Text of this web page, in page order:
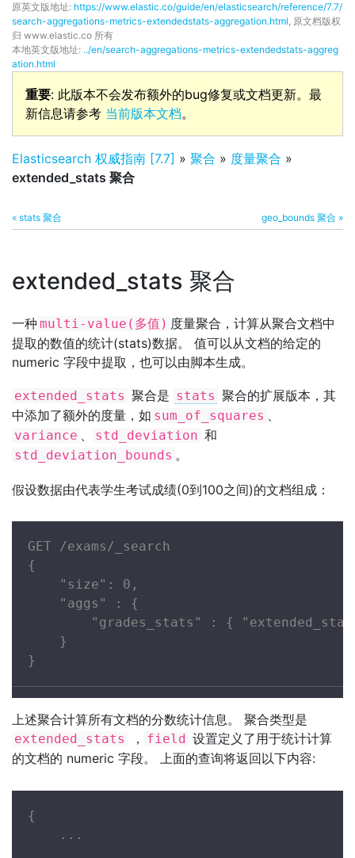
原英文版地址: https://www.elastic.co/guide/en/elasticsearch/reference/7.7/
search-aggregations-metrics-extendedstats-aggregation.html, 原文档版权
归 www.elastic.co 所有
本地英文版地址: ../en/search-aggregations-metrics-extendedstats-aggreg
ation.html
重要: 此版本不会发布额外的bug修复或文档更新。最
新信息请参考 当前版本文档。
Elasticsearch 权威指南 [7.7] » 聚合 » 度量聚合 »
extended_stats 聚合
« stats 聚合 geo_bounds 聚合 »
extended_stats 聚合
一种 multi-value(多值) 度量聚合，计算从聚合文档中
提取的数值的统计(stats)数据。 值可以从文档的给定的
numeric 字段中提取，也可以由脚本生成。
extended_stats 聚合是 stats 聚合的扩展版本，其
中添加了额外的度量，如 sum_of_squares 、
variance 、 std_deviation 和
std_deviation_bounds 。
假设数据由代表学生考试成绩(0到100之间)的文档组成：
GET /exams/_search
{
    "size": 0,
    "aggs" : {
"grades_stats" : {
    }
}
上述聚合计算所有文档的分数统计信息。 聚合类型是
extended_stats ， field 设置定义了用于统计计算
的文档的 numeric 字段。 上面的查询将返回以下内容:
{
    ...